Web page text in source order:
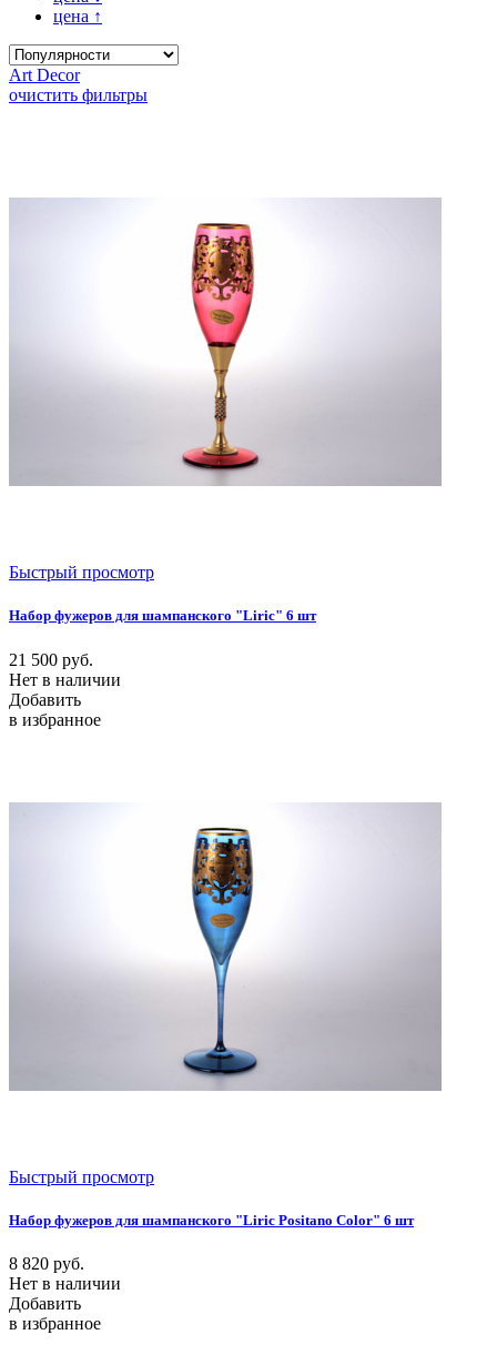
цена ↑
Art Decor
очистить фильтры
Быстрый просмотр
Набор фужеров для шампанского "Liric" 6 шт
21 500 руб.
Нет в наличии
Добавить
в избранное
Быстрый просмотр
Набор фужеров для шампанского "Liric Positano Color" 6 шт
8 820 руб.
Нет в наличии
Добавить
в избранное